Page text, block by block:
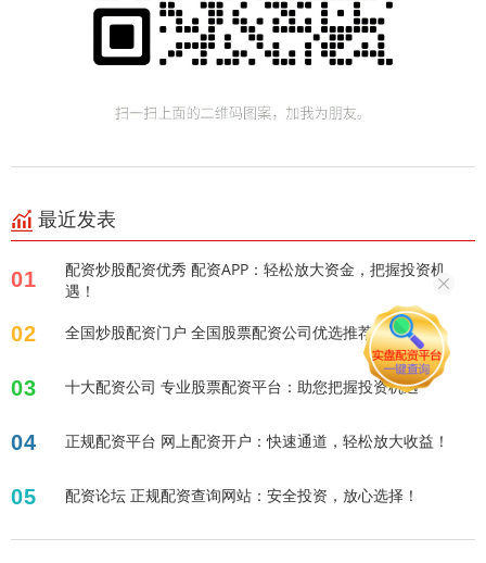
最近发表
01
配资炒股配资优秀 配资APP：轻松放大资金，把握投资机
遇！
02 全国炒股配资门户 全国股票配资公司优选推荐
03 十大配资公司 专业股票配资平台：助您把握投资机遇
04 正规配资平台 网上配资开户：快速通道，轻松放大收益！
05 配资论坛 正规配资查询网站：安全投资，放心选择！